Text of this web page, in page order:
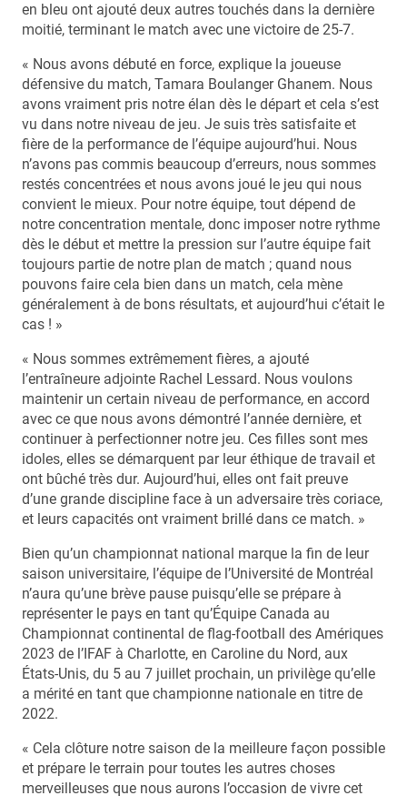
en bleu ont ajouté deux autres touchés dans la dernière
moitié, terminant le match avec une victoire de 25-7.
« Nous avons débuté en force, explique la joueuse
défensive du match, Tamara Boulanger Ghanem. Nous
avons vraiment pris notre élan dès le départ et cela s’est
vu dans notre niveau de jeu. Je suis très satisfaite et
fière de la performance de l’équipe aujourd’hui. Nous
n’avons pas commis beaucoup d’erreurs, nous sommes
restés concentrées et nous avons joué le jeu qui nous
convient le mieux. Pour notre équipe, tout dépend de
notre concentration mentale, donc imposer notre rythme
dès le début et mettre la pression sur l’autre équipe fait
toujours partie de notre plan de match ; quand nous
pouvons faire cela bien dans un match, cela mène
généralement à de bons résultats, et aujourd’hui c’était le
cas ! »
« Nous sommes extrêmement fières, a ajouté
l’entraîneure adjointe Rachel Lessard. Nous voulons
maintenir un certain niveau de performance, en accord
avec ce que nous avons démontré l’année dernière, et
continuer à perfectionner notre jeu. Ces filles sont mes
idoles, elles se démarquent par leur éthique de travail et
ont bûché très dur. Aujourd’hui, elles ont fait preuve
d’une grande discipline face à un adversaire très coriace,
et leurs capacités ont vraiment brillé dans ce match. »
Bien qu’un championnat national marque la fin de leur
saison universitaire, l’équipe de l’Université de Montréal
n’aura qu’une brève pause puisqu’elle se prépare à
représenter le pays en tant qu’Équipe Canada au
Championnat continental de flag-football des Amériques
2023 de l’IFAF à Charlotte, en Caroline du Nord, aux
États-Unis, du 5 au 7 juillet prochain, un privilège qu’elle
a mérité en tant que championne nationale en titre de
2022.
« Cela clôture notre saison de la meilleure façon possible
et prépare le terrain pour toutes les autres choses
merveilleuses que nous aurons l’occasion de vivre cet